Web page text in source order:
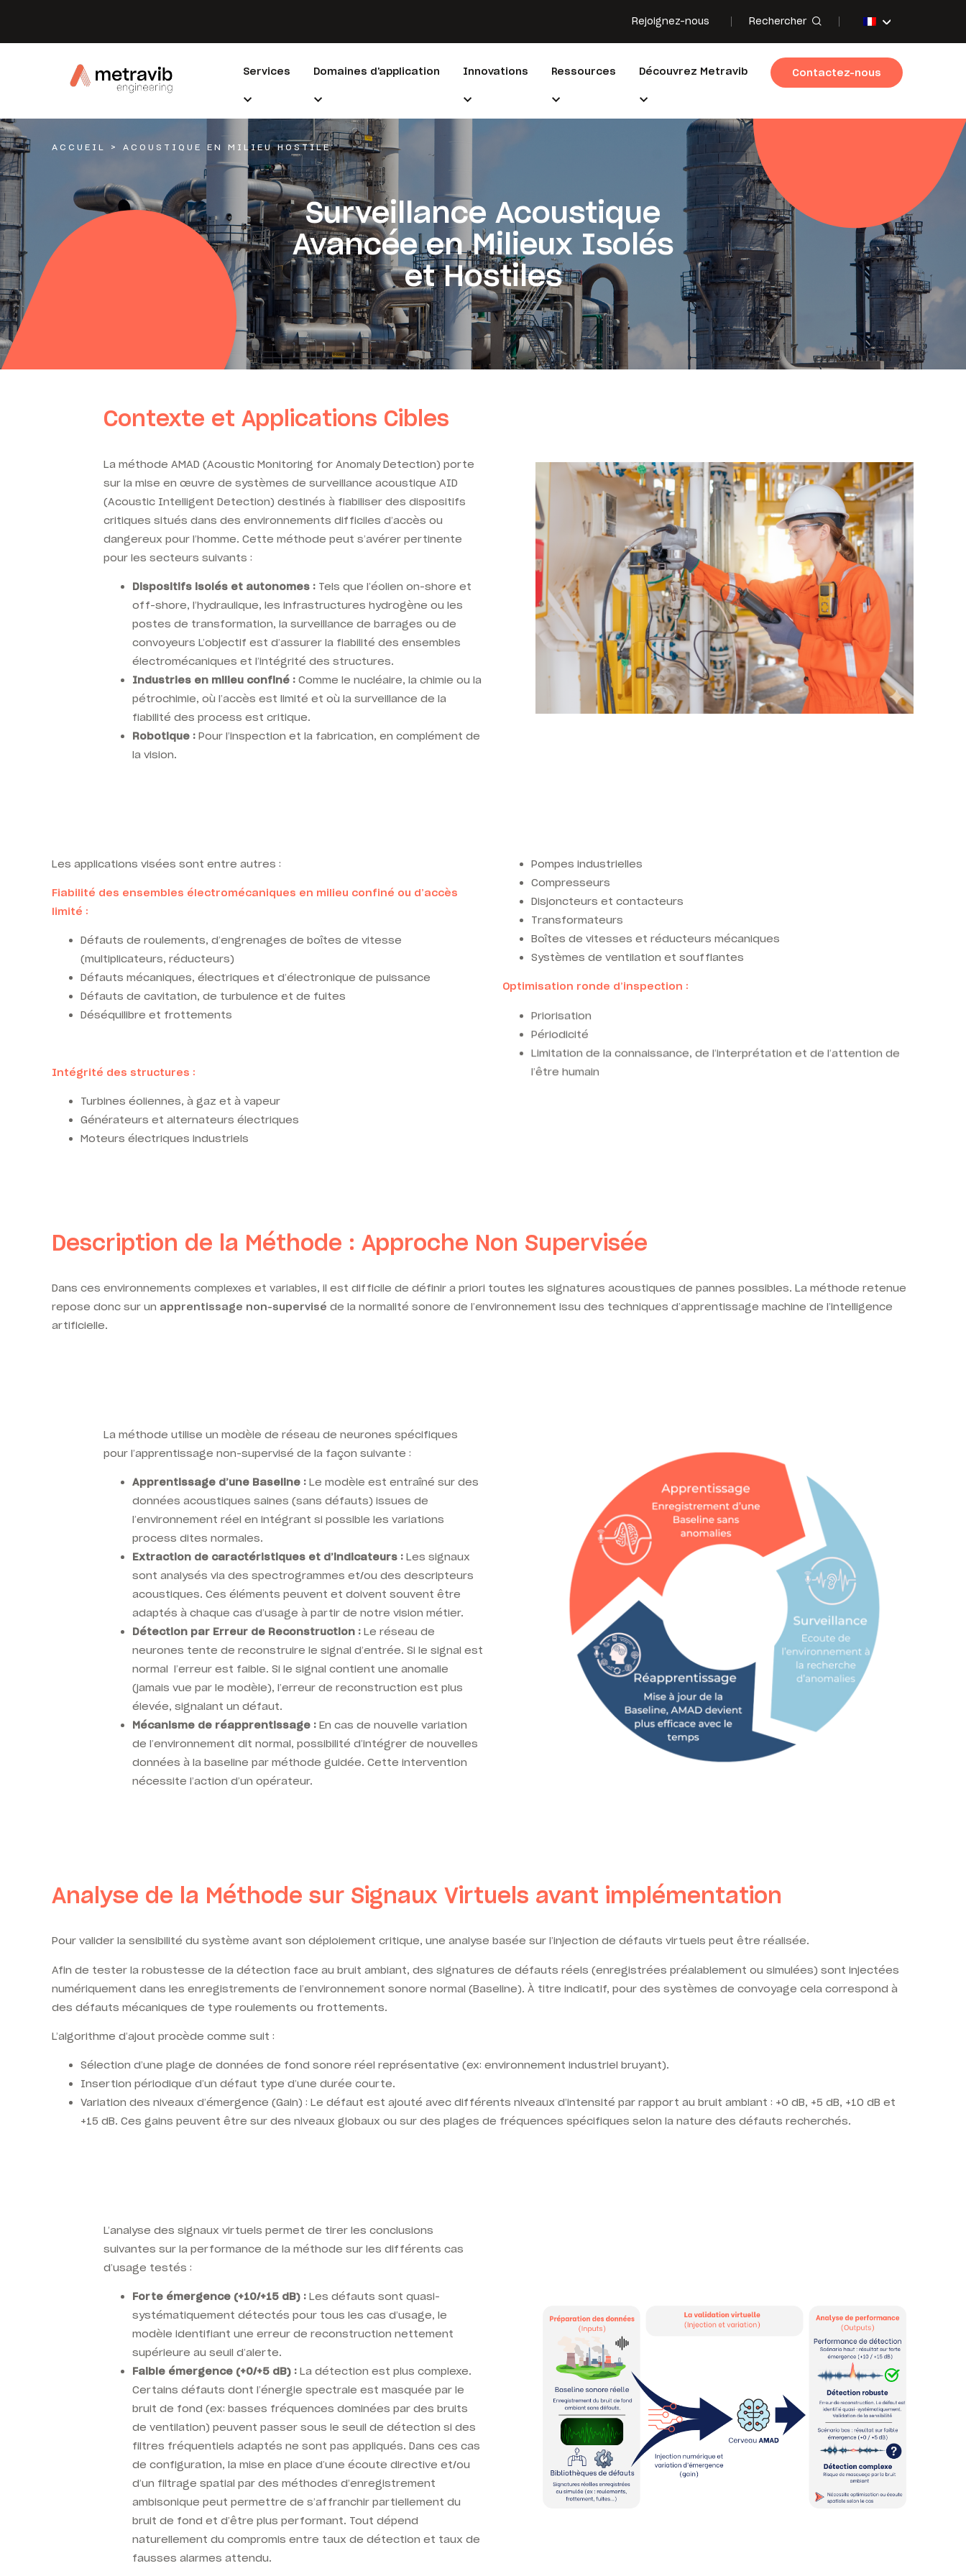
Rejoignez-nous Rechercher
Services Domaines d'application Innovations Ressources Découvrez Metravib Contactez-nous
Surveillance Acoustique
Avancée en Milieux Isolés
et Hostiles
ACCUEIL > ACOUSTIQUE EN MILIEU HOSTILE
Contexte et Applications Cibles
La méthode AMAD (Acoustic Monitoring for Anomaly Detection) porte
sur la mise en œuvre de systèmes de surveillance acoustique AID
(Acoustic Intelligent Detection) destinés à fiabiliser des dispositifs
critiques situés dans des environnements difficiles d’accès ou
dangereux pour l’homme. Cette méthode peut s’avérer pertinente
pour les secteurs suivants :
Dispositifs isolés et autonomes : Tels que l’éolien on-shore et
off-shore, l’hydraulique, les infrastructures hydrogène ou les
postes de transformation, la surveillance de barrages ou de
convoyeurs L’objectif est d’assurer la fiabilité des ensembles
électromécaniques et l’intégrité des structures.
Industries en milieu confiné : Comme le nucléaire, la chimie ou la
pétrochimie, où l’accès est limité et où la surveillance de la
fiabilité des process est critique.
Robotique : Pour l’inspection et la fabrication, en complément de
la vision.
Les applications visées sont entre autres :
Fiabilité des ensembles électromécaniques en milieu confiné ou d’accès
limité :
Défauts de roulements, d’engrenages de boîtes de vitesse
(multiplicateurs, réducteurs)
Défauts mécaniques, électriques et d’électronique de puissance
Défauts de cavitation, de turbulence et de fuites
Déséquilibre et frottements
Intégrité des structures :
Turbines éoliennes, à gaz et à vapeur
Générateurs et alternateurs électriques
Moteurs électriques industriels
Pompes industrielles
Compresseurs
Disjoncteurs et contacteurs
Transformateurs
Boîtes de vitesses et réducteurs mécaniques
Systèmes de ventilation et soufflantes
Optimisation ronde d’inspection :
Priorisation
Périodicité
Limitation de la connaissance, de l’interprétation et de l’attention de
l’être humain
Description de la Méthode : Approche Non Supervisée
Dans ces environnements complexes et variables, il est difficile de définir a priori toutes les signatures acoustiques de pannes possibles. La méthode retenue
repose donc sur un apprentissage non-supervisé de la normalité sonore de l’environnement issu des techniques d’apprentissage machine de l’intelligence
artificielle.
La méthode utilise un modèle de réseau de neurones spécifiques
pour l’apprentissage non-supervisé de la façon suivante :
Apprentissage d’une Baseline : Le modèle est entraîné sur des
données acoustiques saines (sans défauts) issues de
l’environnement réel en intégrant si possible les variations
process dites normales.
Extraction de caractéristiques et d’indicateurs : Les signaux
sont analysés via des spectrogrammes et/ou des descripteurs
acoustiques. Ces éléments peuvent et doivent souvent être
adaptés à chaque cas d’usage à partir de notre vision métier.
Détection par Erreur de Reconstruction : Le réseau de
neurones tente de reconstruire le signal d’entrée. Si le signal est
normal l’erreur est faible. Si le signal contient une anomalie
(jamais vue par le modèle), l’erreur de reconstruction est plus
élevée, signalant un défaut.
Mécanisme de réapprentissage : En cas de nouvelle variation
de l’environnement dit normal, possibilité d’intégrer de nouvelles
données à la baseline par méthode guidée. Cette intervention
nécessite l’action d’un opérateur.
Analyse de la Méthode sur Signaux Virtuels avant implémentation
Pour valider la sensibilité du système avant son déploiement critique, une analyse basée sur l’injection de défauts virtuels peut être réalisée.
Afin de tester la robustesse de la détection face au bruit ambiant, des signatures de défauts réels (enregistrées préalablement ou simulées) sont injectées
numériquement dans les enregistrements de l’environnement sonore normal (Baseline). À titre indicatif, pour des systèmes de convoyage cela correspond à
des défauts mécaniques de type roulements ou frottements.
L’algorithme d’ajout procède comme suit :
Sélection d’une plage de données de fond sonore réel représentative (ex: environnement industriel bruyant).
Insertion périodique d’un défaut type d’une durée courte.
Variation des niveaux d’émergence (Gain) : Le défaut est ajouté avec différents niveaux d’intensité par rapport au bruit ambiant : +0 dB, +5 dB, +10 dB et
+15 dB. Ces gains peuvent être sur des niveaux globaux ou sur des plages de fréquences spécifiques selon la nature des défauts recherchés.
L’analyse des signaux virtuels permet de tirer les conclusions
suivantes sur la performance de la méthode sur les différents cas
d’usage testés :
Forte émergence (+10/+15 dB) : Les défauts sont quasi-
systématiquement détectés pour tous les cas d’usage, le
modèle identifiant une erreur de reconstruction nettement
supérieure au seuil d’alerte.
Faible émergence (+0/+5 dB) : La détection est plus complexe.
Certains défauts dont l’énergie spectrale est masquée par le
bruit de fond (ex: basses fréquences dominées par des bruits
de ventilation) peuvent passer sous le seuil de détection si des
filtres fréquentiels adaptés ne sont pas appliqués. Dans ces cas
de configuration, la mise en place d’une écoute directive et/ou
d’un filtrage spatial par des méthodes d’enregistrement
ambisonique peut permettre de s’affranchir partiellement du
bruit de fond et d’être plus performant. Tout dépend
naturellement du compromis entre taux de détection et taux de
fausses alarmes attendu.